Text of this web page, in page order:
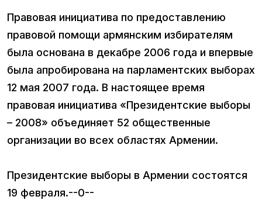
Правовая инициатива по предоставлению
правовой помощи армянским избирателям
была основана в декабре 2006 года и впервые
была апробирована на парламентских выборах
12 мая 2007 года. В настоящее время
правовая инициатива «Президентские выборы
– 2008» объединяет 52 общественные
организации во всех областях Армении.
Президентские выборы в Армении состоятся
19 февраля.--0--